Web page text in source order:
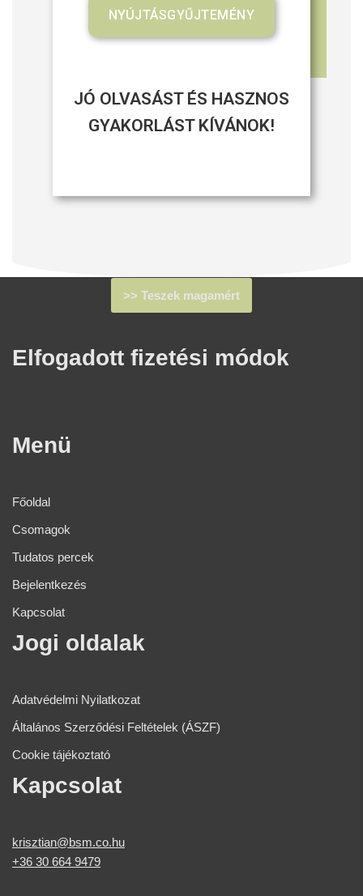
NYÚJTÁSGYŰJTEMÉNY
JÓ OLVASÁST ÉS HASZNOS
GYAKORLÁST KÍVÁNOK!
>> Teszek magamért
Elfogadott fizetési módok​
Menü
Főoldal
Csomagok
Tudatos percek
Bejelentkezés
Kapcsolat
Jogi oldalak​
Adatvédelmi Nyilatkozat
Általános Szerződési Feltételek (ÁSZF)
Cookie tájékoztató
Kapcsolat
krisztian@bsm.co.hu
+36 30 664 9479​